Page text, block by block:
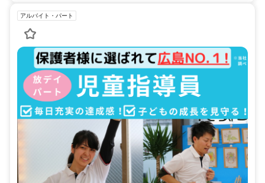
アルバイト・パート